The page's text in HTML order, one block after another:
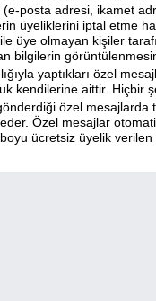
posta adresi, ikamet
üyeliklerini iptal etme
üye olmayan kişiler
bilgilerin
yaptıkları özel
kendilerine aittir. Hiçbir
özel
Özel mesajlar
ücretsiz üyelik verilen